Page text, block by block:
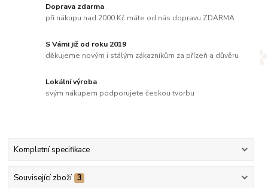
Doprava zdarma
při nákupu nad 2000 Kč máte od nás dopravu ZDARMA
S Vámi již od roku 2019
děkujeme novým i stálým zákazníkům za přízeň a důvěru
Lokální výroba
svým nákupem podporujete českou tvorbu
Kompletní specifikace
Související zboží 3